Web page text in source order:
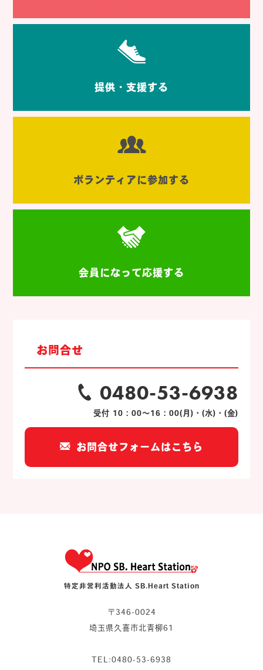
提供・支援する
ボランティアに参加する
会員になって応援する
お問合せ
0480-53-6938
受付 10：00～16：00(月)・(水)・(金)
お問合せフォームはこちら
特定非営利活動法人 SB.Heart Station
〒346-0024
埼玉県久喜市北青柳61
TEL:0480-53-6938